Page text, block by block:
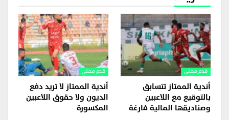
قدم محلي
أندية الممتاز تتسابق
بالتوقيع مع اللاعبين
وصناديقها المالية فارغة
قدم محلي
أندية الممتاز لا تريد دفع
الديون ولا حقوق اللاعبين
المكسورة